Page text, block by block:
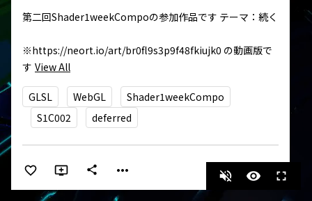
第二回Shader1weekCompoの参加作品です テーマ：続く
※https://neort.io/art/br0fl9s3p9f48fkiujk0 の動画版で
す View All
GLSL WebGL
Shader1weekCompo
S1C002
deferred
share more_horiz volume_off visibility fullscreen